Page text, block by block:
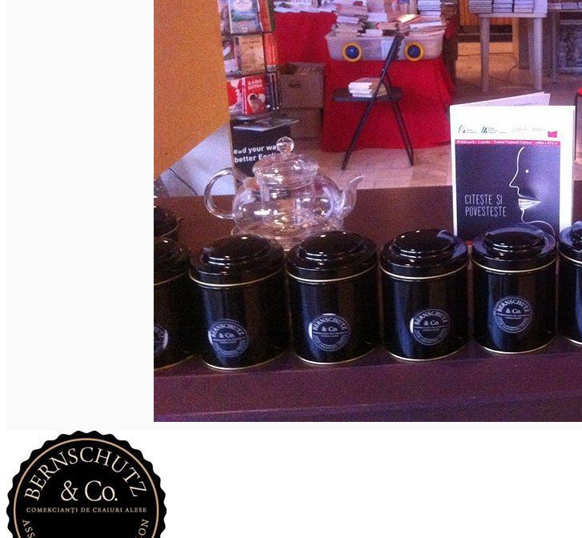
Închirieri biciclete
Încărcare vehicule electrice